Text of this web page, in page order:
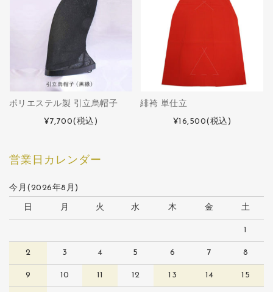
ポリエステル製 引立烏帽子
¥7,700(税込)
緋袴 単仕立
¥16,500(税込)
営業日カレンダー
今月(2026年8月)
日 月 火 水 木 金 土
1
2 3 4 5 6 7 8
9 10 11 12 13 14 15